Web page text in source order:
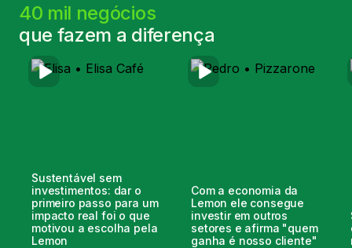
40 mil negócios
que fazem a diferença
Sustentável sem
investimentos: dar o
primeiro passo para um
impacto real foi o que
motivou a escolha pela
Lemon
Com a economia da
Lemon ele consegue
investir em outros
setores e afirma "quem
ganha é nosso cliente"